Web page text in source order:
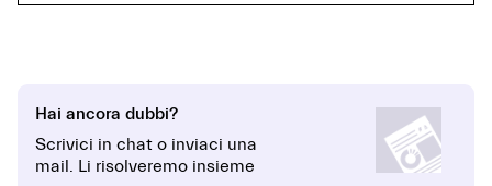
Hai ancora dubbi?
Scrivici in chat o inviaci una
mail. Li risolveremo insieme